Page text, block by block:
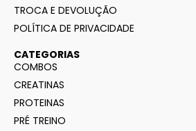
TROCA E DEVOLUÇÃO
POLÍTICA DE PRIVACIDADE
CATEGORIAS
COMBOS
CREATINAS
PROTEINAS
PRÉ TREINO